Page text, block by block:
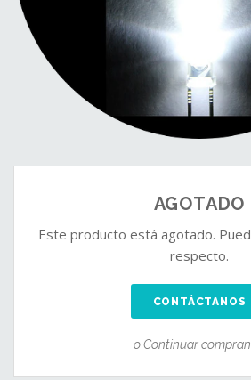
AGOTADO
Este producto está agotado.
respecto.
CONTÁCTANOS
o Continuar